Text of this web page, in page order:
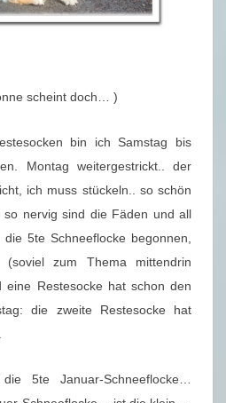
scheint doch… )
bin ich Samstag bis
Montag weitergestrickt.. der
ich muss stückeln.. so schön
so nervig sind die Fäden und all
5te Schneeflocke begonnen,
zum Thema mittendrin
Restesocke hat schon den
die zweite Restesocke hat
5te Januar-Schneeflocke…